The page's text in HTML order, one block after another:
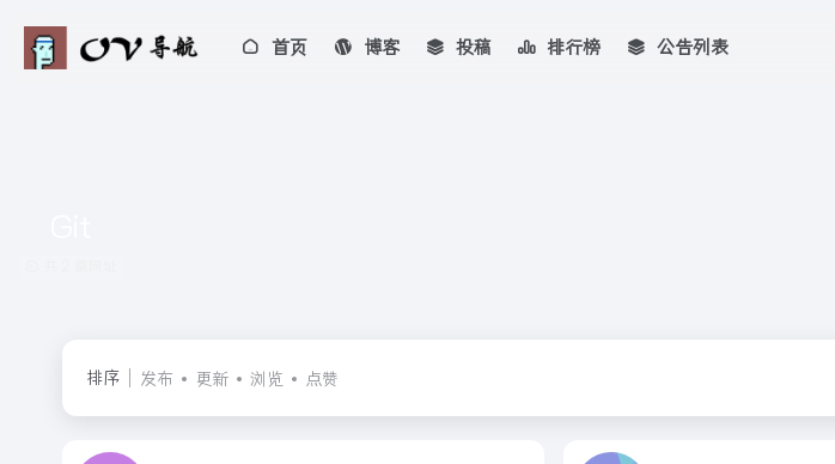
首页 博客 投稿 排行榜 公告列表
排序 发布 更新 浏览 点赞